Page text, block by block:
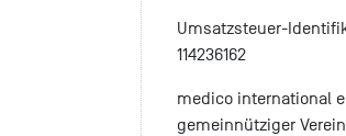
Umsatzsteuer-
114236162
medico international
gemeinnütziger